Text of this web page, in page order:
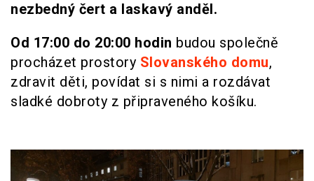
nezbedný čert a laskavý anděl.
Od 17:00 do 20:00 hodin budou společně
procházet prostory Slovanského domu,
zdravit děti, povídat si s nimi a rozdávat
sladké dobroty z připraveného košíku.